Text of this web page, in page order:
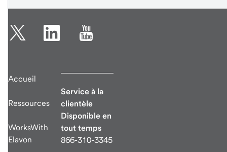
Accueil
Ressources
WorksWith
Elavon
Service à la
clientèle
Disponible en
tout temps
866-310-3345